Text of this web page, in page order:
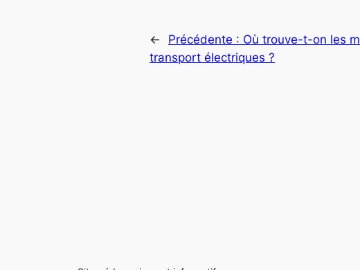
← Précédente : Où trouve-t-on les
transport électriques ?